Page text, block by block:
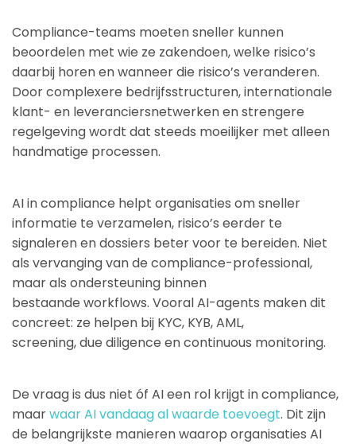
Compliance-teams moeten sneller kunnen
beoordelen met wie ze zakendoen, welke risico’s
daarbij horen en wanneer die risico’s veranderen.
Door complexere bedrijfsstructuren, internationale
klant- en leveranciersnetwerken en strengere
regelgeving wordt dat steeds moeilijker met alleen
handmatige processen.
AI in compliance helpt organisaties om sneller
informatie te verzamelen, risico’s eerder te
signaleren en dossiers beter voor te bereiden. Niet
als vervanging van de compliance-professional,
maar als ondersteuning binnen
bestaande workflows. Vooral AI-agents maken dit
concreet: ze helpen bij KYC, KYB, AML,
screening, due diligence en continuous monitoring.
De vraag is dus niet óf AI een rol krijgt in compliance,
maarwaar AI vandaag al waarde toevoegt. Dit zijn
de belangrijkste manieren waarop organisaties AI